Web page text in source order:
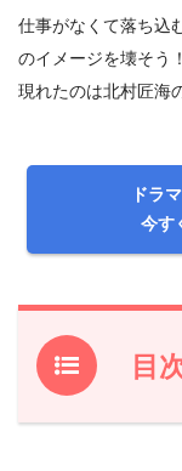
仕事がなくて落ち込
のイメージを壊そう
現れたのは北村匠海
ドラ
今す
目
1.『捨ててよ、